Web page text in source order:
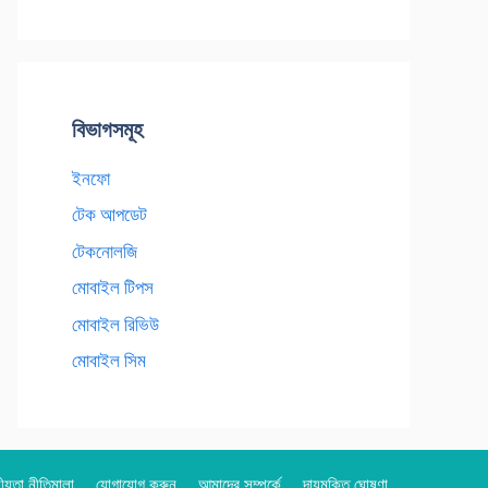
বিভাগসমূহ
ইনফো
টেক আপডেট
টেকনোলজি
মোবাইল টিপস
মোবাইল রিভিউ
মোবাইল সিম